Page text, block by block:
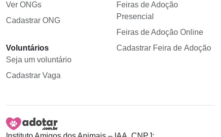
Ver ONGs
Cadastrar ONG
Voluntários
Seja um voluntário
Cadastrar Vaga
Feiras de Adoção
Presencial
Feiras de Adoção Online
Cadastrar Feira de Adoção